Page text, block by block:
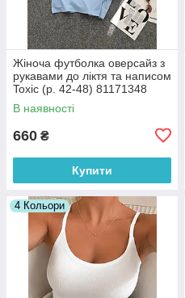
Жіноча футболка оверсайз з
рукавами до ліктя та написом
Toxic (р. 42-48) 81171348
В наявності
660 ₴
Купити
4 Кольори